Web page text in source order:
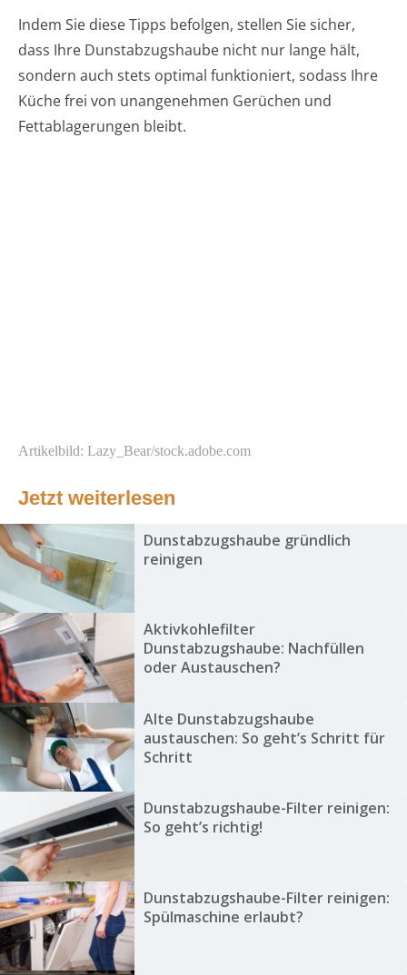
Indem Sie diese Tipps befolgen, stellen Sie sicher,
dass Ihre Dunstabzugshaube nicht nur lange hält,
sondern auch stets optimal funktioniert, sodass Ihre
Küche frei von unangenehmen Gerüchen und
Fettablagerungen bleibt.
Artikelbild: Lazy_Bear/stock.adobe.com
Jetzt weiterlesen
Dunstabzugshaube gründlich
reinigen
Aktivkohlefilter
Dunstabzugshaube: Nachfüllen
oder Austauschen?
Alte Dunstabzugshaube
austauschen: So geht’s Schritt für
Schritt
Dunstabzugshaube-Filter reinigen:
So geht’s richtig!
Dunstabzugshaube-Filter reinigen:
Spülmaschine erlaubt?